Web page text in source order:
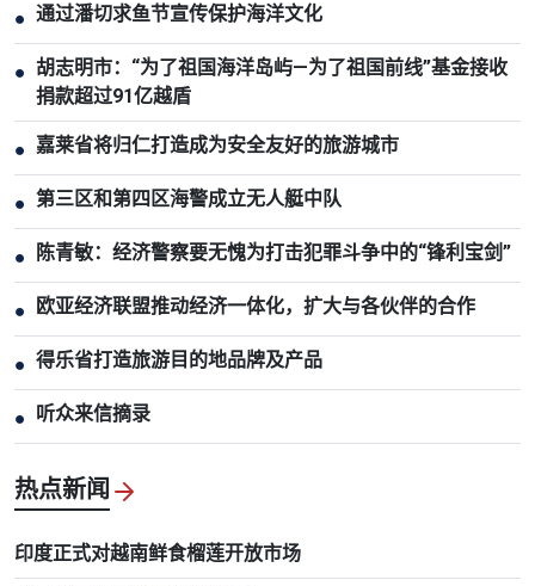
● 通过潘切求鱼节宣传保护海洋文化
● 胡志明市：“为了祖国海洋岛屿—为了祖国前线”基金接收
捐款超过91亿越盾
● 嘉莱省将归仁打造成为安全友好的旅游城市
● 第三区和第四区海警成立无人艇中队
● 陈青敏：经济警察要无愧为打击犯罪斗争中的“锋利宝剑”
● 欧亚经济联盟推动经济一体化，扩大与各伙伴的合作
● 得乐省打造旅游目的地品牌及产品
● 听众来信摘录
热点新闻
印度正式对越南鲜食榴莲开放市场